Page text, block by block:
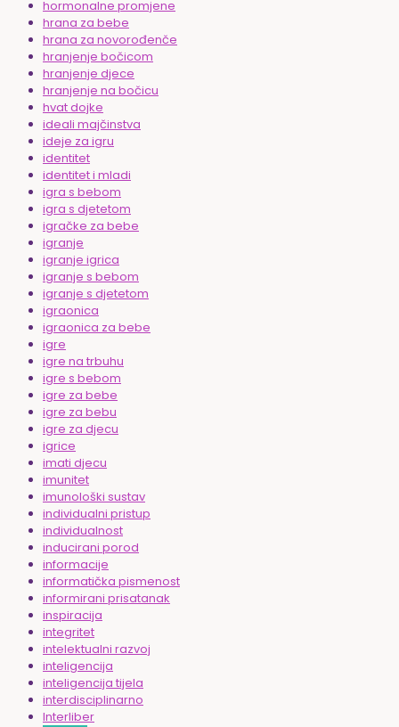
hormonalne promjene
hrana za bebe
hrana za novorođenče
hranjenje bočicom
hranjenje djece
hranjenje na bočicu
hvat dojke
ideali majčinstva
ideje za igru
identitet
identitet i mladi
igra s bebom
igra s djetetom
igračke za bebe
igranje
igranje igrica
igranje s bebom
igranje s djetetom
igraonica
igraonica za bebe
igre
igre na trbuhu
igre s bebom
igre za bebe
igre za bebu
igre za djecu
igrice
imati djecu
imunitet
imunološki sustav
individualni pristup
individualnost
inducirani porod
informacije
informatička pismenost
informirani prisatanak
inspiracija
integritet
intelektualni razvoj
inteligencija
inteligencija tijela
interdisciplinarno
Interliber